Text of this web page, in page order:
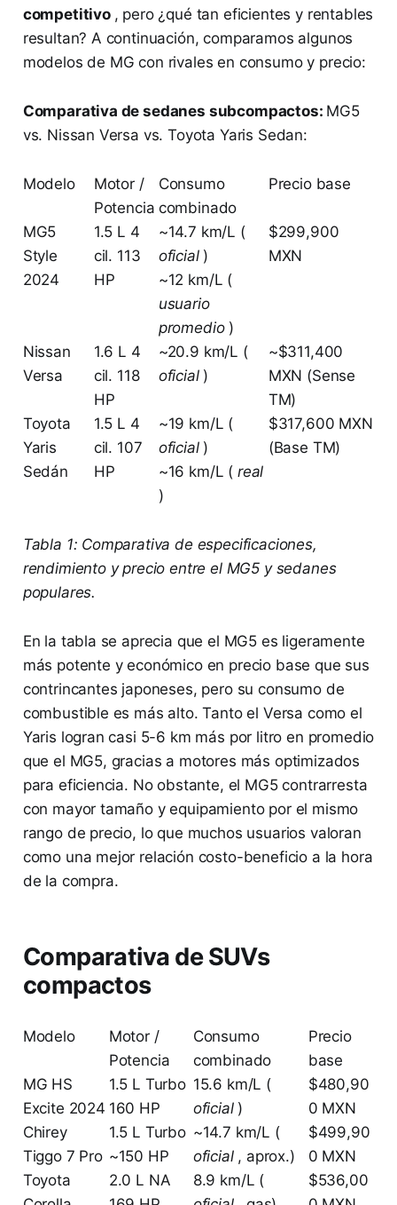
competitivo , pero ¿qué tan eficientes y rentables
resultan? A continuación, comparamos algunos
modelos de MG con rivales en consumo y precio:
Comparativa de sedanes subcompactos: MG5
vs. Nissan Versa vs. Toyota Yaris Sedan:
Modelo
Motor /
Potencia
Consumo
combinado
Precio base
MG5
Style
2024
1.5 L 4
cil. 113
HP
~14.7 km/L (
oficial )
~12 km/L (
usuario
promedio )
$299,900
MXN
Nissan
Versa
1.6 L 4
cil. 118
HP
~20.9 km/L (
oficial )
~$311,400
MXN (Sense
TM)
Toyota
Yaris
Sedán
1.5 L 4
cil. 107
HP
~19 km/L (
oficial )
~16 km/L ( real
)
$317,600 MXN
(Base TM)
Tabla 1: Comparativa de especificaciones,
rendimiento y precio entre el MG5 y sedanes
populares.
En la tabla se aprecia que el MG5 es ligeramente
más potente y económico en precio base que sus
contrincantes japoneses, pero su consumo de
combustible es más alto. Tanto el Versa como el
Yaris logran casi 5-6 km más por litro en promedio
que el MG5, gracias a motores más optimizados
para eficiencia. No obstante, el MG5 contrarresta
con mayor tamaño y equipamiento por el mismo
rango de precio, lo que muchos usuarios valoran
como una mejor relación costo-beneficio a la hora
de la compra.
Comparativa de SUVs
compactos
Modelo
Motor /
Potencia
Consumo
combinado
Precio
base
MG HS
Excite 2024
1.5 L Turbo
160 HP
15.6 km/L (
oficial )
$480,90
0 MXN
Chirey
Tiggo 7 Pro
1.5 L Turbo
~150 HP
~14.7 km/L (
oficial , aprox.)
$499,90
0 MXN
Toyota
2.0 L NA
8.9 km/L (
$536,00